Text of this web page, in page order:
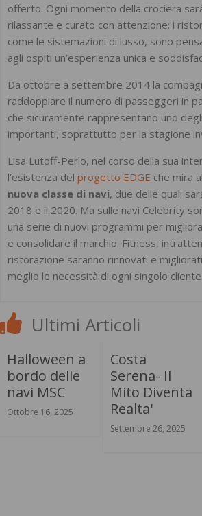
offerto. Ogni momento della crociera
rilassante e curato con attenzione: i
come le sistemazioni di lusso, sono
agli ospiti un’esperienza unica e
Da ottobre a settembre 2014 la
raddoppiare il numero di passeggeri in
che sicuramente rappresentano uno
importanti, soprattutto per la stagione
Lisa Lutoff-Perlo, nel corso della sua
l’esistenza del progetto EDGE che mira
nuova classe di navi, due delle quali
2018 e il 2020. Ma sulle navi Celebrity
una serie di nuovi programmi per
e consolidare il marchio. Fitness,
ristorazione saranno rinnovati e
meglio le necessità di ogni singolo cliente.
Ultimi Articoli
Halloween a
bordo delle
navi MSC
Ottobre 16, 2025
Costa
Serena- Il
Mito Diventa
Realta'
Settembre 26, 2025